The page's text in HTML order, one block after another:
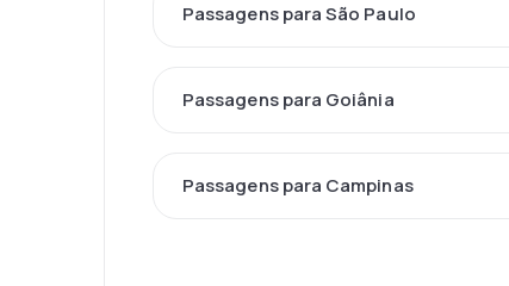
Passagens para São Paulo
Passagens para Goiânia
Passagens para Campinas